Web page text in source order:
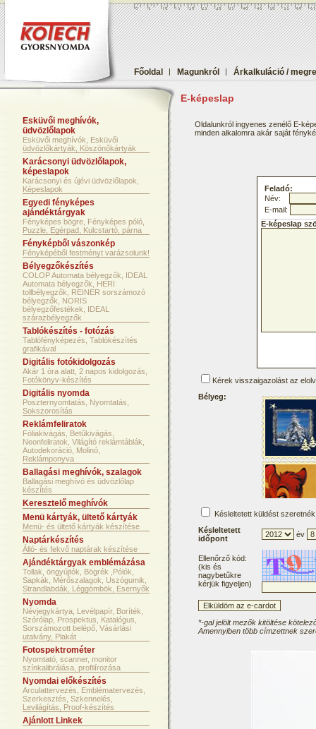
Főoldal | Magunkról | Árkalkuláció /
E-képeslap
Esküvői meghívók,
üdvözlőlapok
Esküvői meghívók, Esküvői
üdvözlőkártyák, Köszönőkártyák
Karácsonyi üdvözlőlapok,
képeslapok
Karácsonyi és újévi üdvözlőlapok,
Képeslapok
Egyedi fényképes
ajándéktárgyak
Fényképes bögre, Fényképes póló,
Puzzle, Egérpad, Kulcstartó, párna
Fényképből vászonkép
Fényképéből festményt varázsolunk!
Bélyegzőkészítés
COLOP Automata bélyegzők, IDEAL
Automata bélyegzők, HERI
tollbélyegzők, REINER sorszámozó
bélyegzők, NORIS
bélyegzőfestékek, IDEAL
szárazbélyegzők
Tablókészítés - fotózás
Tablófényképezés, Tablókészítés
grafikával
Digitális fotókidolgozás
Akár 1 óra alatt, 2 napos kidolgozás,
Fotókönyv-készítés
Digitális nyomda
Poszternyomtatás, Nyomtatás,
Sokszorosítás
Reklámfeliratok
Fóliakivágás, Betűkivágás,
Neonfeliratok, Világító reklámtáblák,
Autodekoráció, Molinó,
Reklámponyva
Ballagási meghívók, szalagok
Ballagási meghívó és üdvözlőlap
készítés
Keresztelő meghívók
Menü kártyák, ültető kártyák
Menü- és ültető kártyák készítése
Naptárkészítés
Álló- és fekvő naptárak készítése
Ajándéktárgyak emblémázása
Tollak, öngyújtók, Bögrék ,Pólók,
Sapkák, Mérőszalagok, Uszógumik,
Strandlabdák, Léggömbök, Esernyők
Nyomda
Névjegykártya, Levélpapír, Boríték,
Szórólap, Prospektus, Katalógus,
Sorszámozott belépő, Vásárlási
utalvány, Plakát
Fotospektrométer
Nyomtató, scanner, monitor
színkalibrálása, profilírozása
Nyomdai előkészítés
Arculattervezés, Emblématervezés,
Szerkesztés, Szkennelés,
Levilágítás, Proof-készítés
Ajánlott Linkek
Oldalunkról ingyenes zenélő E-
minden alkalomra akár saját
Feladó:
Név:
E-mail:
E-képeslap
Kérek visszaigazolást az
Bélyeg:
Késleltetett küldést szeretnék
Késleltetett
időpont
év
Ellenőrző kód:
(kis és
nagybetűkre
kérjük figyeljen)
*-gal jelölt mezők kitöltése
Amennyiben több címzettnek